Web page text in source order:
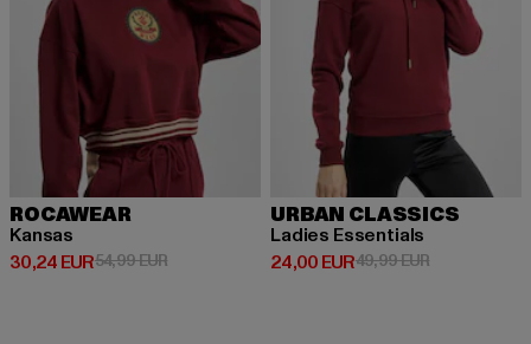
ROCAWEAR
Kansas
30,24 EUR
Derzeitiger Preis: 30,24 EUR
54,99 EURAktionspreis: 54,99 EUR
URBAN CLASSICS
Ladies Essentials
24,00 EUR
Derzeitiger Preis: 24,00 EUR
49,99 EURAktionspreis: